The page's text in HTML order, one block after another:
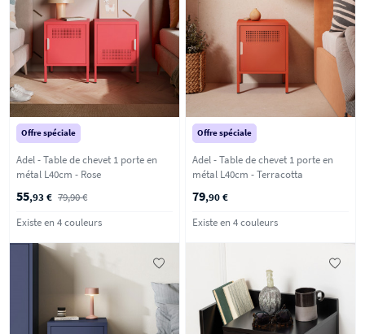
Offre spéciale
Adel - Table de chevet 1 porte en
métal L40cm - Rose
55,93 € 79,90 €
Existe en 4 couleurs
Offre spéciale
Adel - Table de chevet 1 porte en
métal L40cm - Terracotta
79,90 €
Existe en 4 couleurs